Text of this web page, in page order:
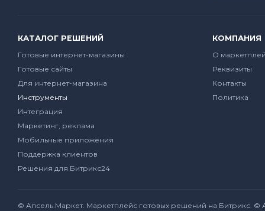
КАТАЛОГ РЕШЕНИЙ
Готовые интернет-магазины
Готовые сайты
Для интернет-магазина
Инструменты
Интеграция
Маркетинг, реклама
Мобильные приложения
Поддержка клиентов
Решения для Битрикс24
КОМПАНИЯ
О
Реквизиты
Контакты
Политика
© Апсель.Маркет. Маркетплейс готовых решений на Битрикс. ©